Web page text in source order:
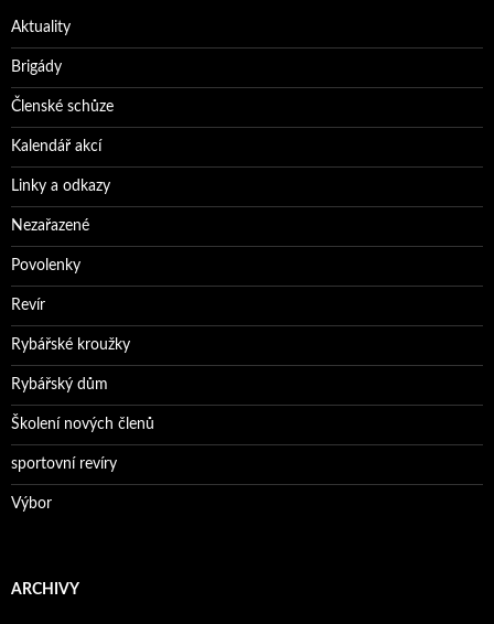
Aktuality
Brigády
Členské schůze
Kalendář akcí
Linky a odkazy
Nezařazené
Povolenky
Revír
Rybářské kroužky
Rybářský dům
Školení nových členů
sportovní revíry
Výbor
ARCHIVY